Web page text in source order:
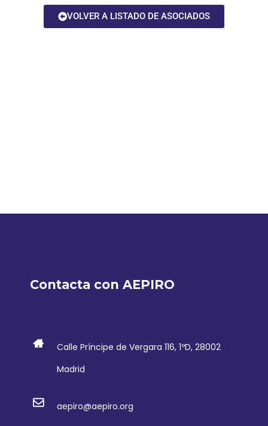
VOLVER A LISTADO DE ASOCIADOS
Contacta con AEPIRO
Calle Príncipe de Vergara 116, 1ºD, 28002
Madrid
aepiro@aepiro.org